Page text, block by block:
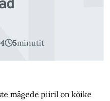
5minutit
mägede piiril on kõike